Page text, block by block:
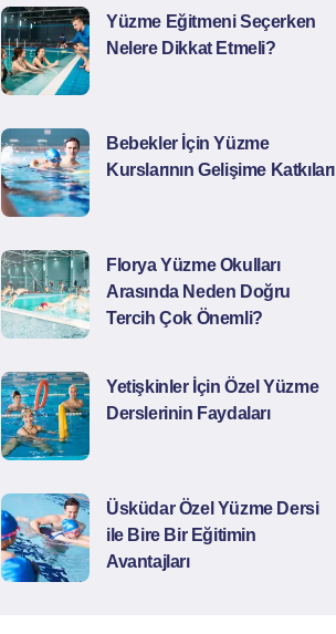
Yüzme Eğitmeni Seçerken
Nelere Dikkat Etmeli?
Bebekler İçin Yüzme
Kurslarının Gelişime Katkıları
Florya Yüzme Okulları
Arasında Neden Doğru
Tercih Çok Önemli?
Yetişkinler İçin Özel Yüzme
Derslerinin Faydaları
Üsküdar Özel Yüzme Dersi
ile Bire Bir Eğitimin
Avantajları